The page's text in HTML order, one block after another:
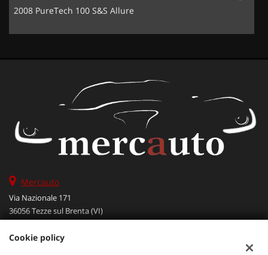
2008 PureTech 100 S&S Allure
Mercauto
Via Nazionale 171
36056 Tezze sul Brenta (VI)
Cellulare:
Cookie policy